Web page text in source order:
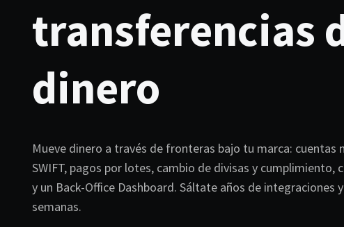
transferencias
dinero
Mueve dinero a través de fronteras bajo tu marca: cuentas
SWIFT, pagos por lotes, cambio de divisas y cumplimiento,
y un Back-Office Dashboard. Sáltate años de integraciones
semanas.